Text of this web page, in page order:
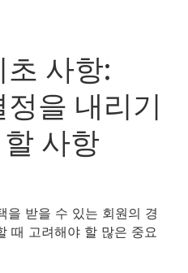
사항:
을 내리기
사항
을 받을 수 있는 회원의 경
때 고려해야 할 많은 중요